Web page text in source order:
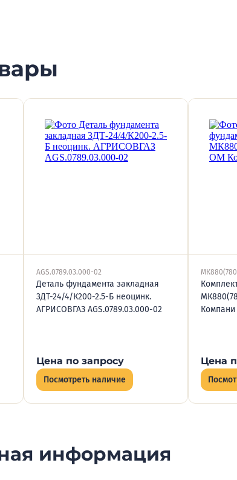
AGS.0789.03.000-02
Деталь фундамента закладная
3ДТ-24/4/К200-2.5-Б неоцинк.
АГРИСОВГАЗ AGS.0789.03.000-02
Цена по запросу
Посмотреть наличие
Компани
Цена
информация